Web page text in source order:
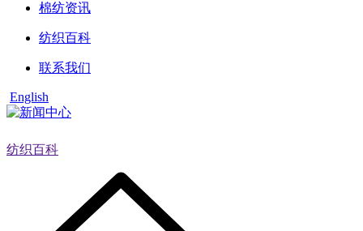
棉纺资讯
纺织百科
联系我们
English
纺织百科